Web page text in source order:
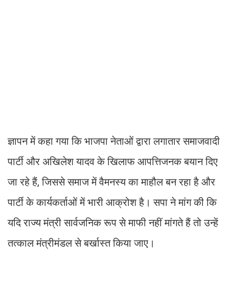
ज्ञापन में कहा गया कि भाजपा नेताओं द्वारा लगातार समाजवादी
पार्टी और अखिलेश यादव के खिलाफ आपत्तिजनक बयान दिए
जा रहे हैं, जिससे समाज में वैमनस्य का माहौल बन रहा है और
पार्टी के कार्यकर्ताओं में भारी आक्रोश है। सपा ने मांग की कि
यदि राज्य मंत्री सार्वजनिक रूप से माफी नहीं मांगते हैं तो उन्हें
तत्काल मंत्रीमंडल से बर्खास्त किया जाए।